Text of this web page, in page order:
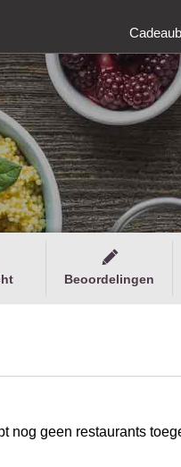
Beoordelingen
nog geen restaurants